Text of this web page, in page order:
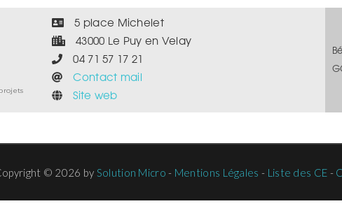
5 place Michelet
43000 Le Puy en Velay
04 71 57 17 21
Contact mail
Site web
© 2026 by Solution Micro - Mentions Légales - Liste des CE -